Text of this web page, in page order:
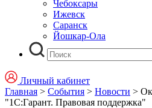
Чебоксары
Ижевск
Саранск
Йошкар-Ола
Личный кабинет
Главная > События > Новости >
"1С:Гарант. Правовая поддержка"